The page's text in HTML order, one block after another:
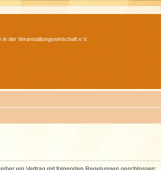
der Veranstaltungswirtschaft e.V.